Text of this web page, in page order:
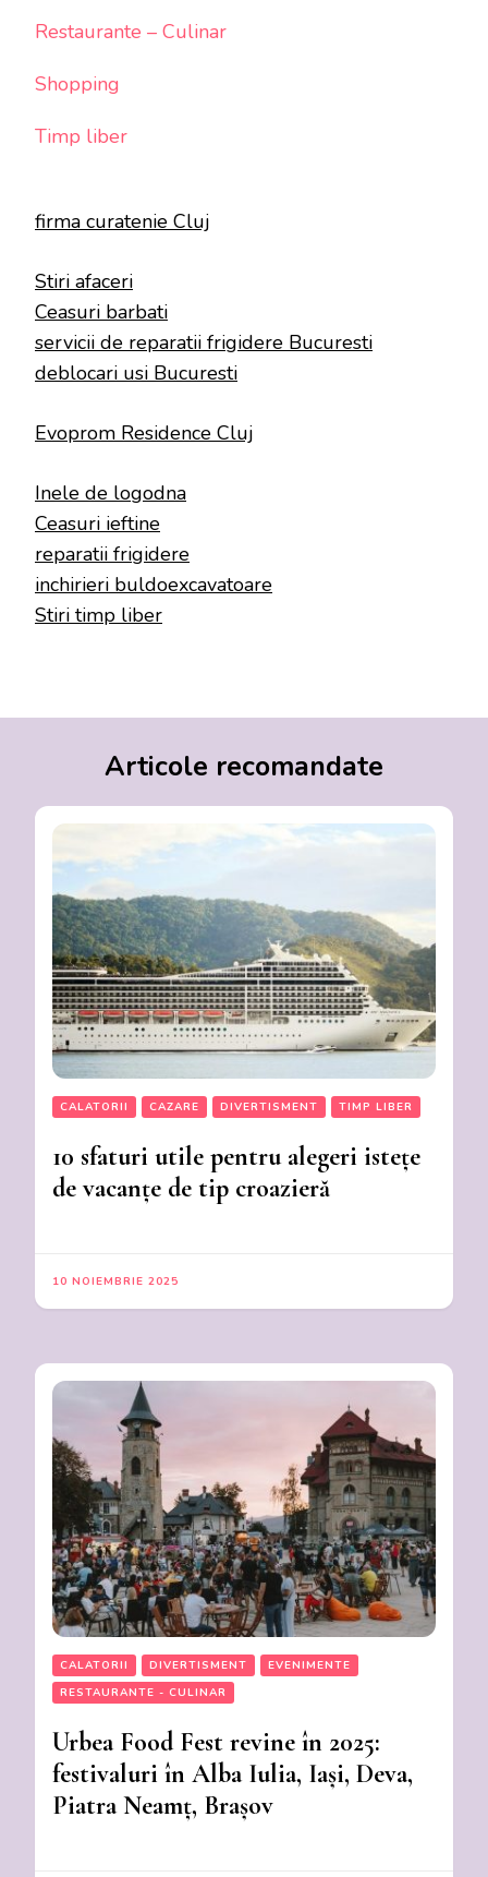
Restaurante – Culinar
Shopping
Timp liber
firma curatenie Cluj
Stiri afaceri
Ceasuri barbati
servicii de reparatii frigidere Bucuresti
deblocari usi Bucuresti
Evoprom Residence Cluj
Inele de logodna
Ceasuri ieftine
reparatii frigidere
inchirieri buldoexcavatoare
Stiri timp liber
Articole recomandate
CALATORII CAZARE DIVERTISMENT TIMP LIBER
10 sfaturi utile pentru alegeri istețe
de vacanțe de tip croazieră
10 NOIEMBRIE 2025
CALATORII DIVERTISMENT
EVENIMENTE
RESTAURANTE - CULINAR
Urbea Food Fest revine în 2025:
festivaluri în Alba Iulia, Iași, Deva,
Piatra Neamț, Brașov